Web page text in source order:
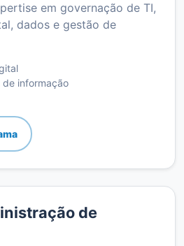
em governação de TI,
dados e gestão de
de informação
de